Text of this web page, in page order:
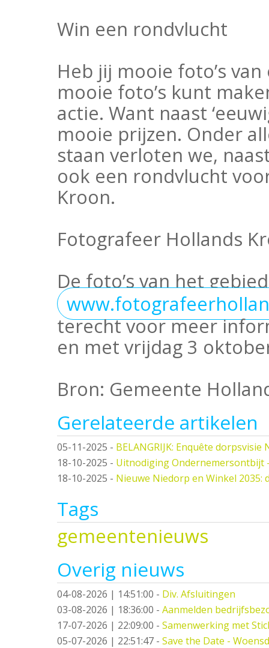
Win een rondvlucht
Heb jij mooie foto’s
mooie foto’s kunt
actie. Want naast
mooie prijzen. Onder
staan verloten we,
ook een rondvlucht
Kroon.
Fotografeer Hollands
De foto’s van het
terecht voor meer
en met vrijdag 3
Bron: Gemeente
Gerelateerde artikelen
05-11-2025 - BELANGRIJK: Enquête
18-10-2025 - Uitnodiging Ondernemersontbijt
18-10-2025 - Nieuwe Niedorp en Winkel
Tags
gemeentenieuws
Overig nieuws
04-08-2026 | 14:51:00 - Div. Afsluitingen
03-08-2026 | 18:36:00 - Aanmelden
17-07-2026 | 22:09:00 - Samenwerking met
05-07-2026 | 22:51:47 - Save the Date -